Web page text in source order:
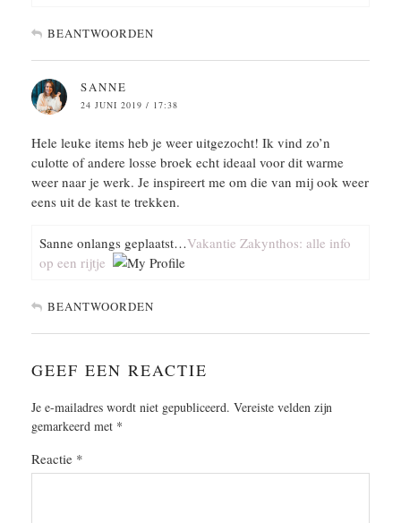
BEANTWOORDEN
SANNE
24 JUNI 2019 / 17:38
Hele leuke items heb je weer uitgezocht! Ik vind zo’n
culotte of andere losse broek echt ideaal voor dit warme
weer naar je werk. Je inspireert me om die van mij ook weer
eens uit de kast te trekken.
Sanne onlangs geplaatst…Vakantie Zakynthos: alle info
op een rijtje
BEANTWOORDEN
GEEF EEN REACTIE
Je e-mailadres wordt niet gepubliceerd. Vereiste velden zijn
gemarkeerd met *
Reactie *